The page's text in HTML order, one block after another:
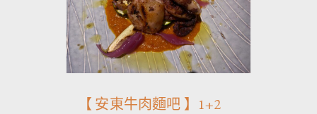
【 安東牛肉麵吧 】1+2